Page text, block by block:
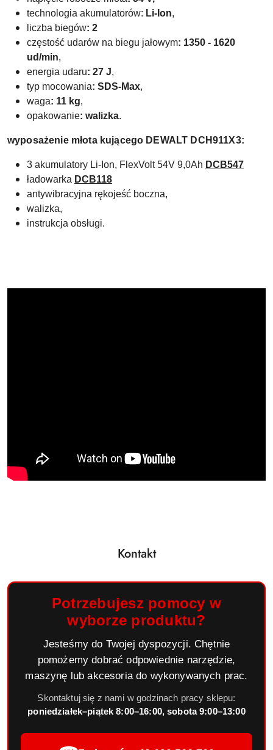
technologia akumulatorów: Li-Ion,
liczba biegów: 2
częstość udarów na biegu jałowym: 1350 - 1620
ud/min,
energia udaru: 27 J,
typ mocowania: SDS-Max,
waga: 11 kg,
opakowanie: walizka.
wyposażenie młota kującego DEWALT DCH911X3:
3 akumulatory Li-Ion, FlexVolt 54V 9,0Ah DCB547
ładowarka DCB118
antywibracyjna rękojeść boczna,
walizka,
instrukcja obsługi.
Kontakt
Potrzebujesz pomocy w
wyborze produktu?
Jesteśmy do Twojej dyspozycji. Chętnie
pomożemy dobrać odpowiednie narzędzie,
maszynę lub akcesoria do wykonywanych prac.
Skontaktuj się z nami w godzinach pracy sklepu:
poniedziałek–piątek 8:00–16:00, sobota 9:00–13:00